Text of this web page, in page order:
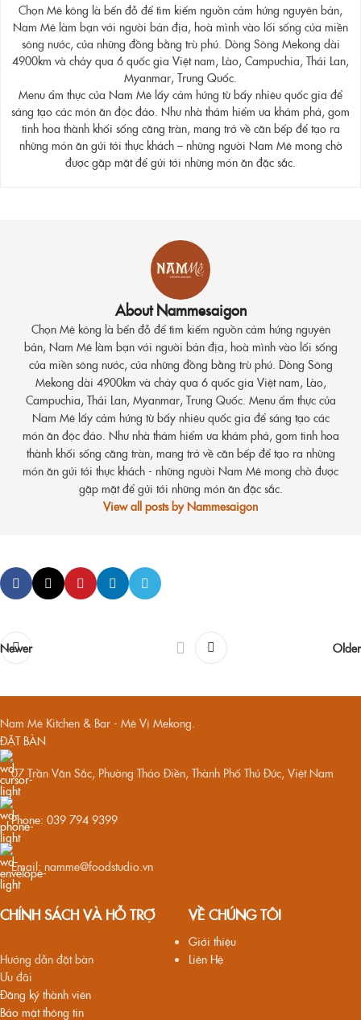
Chọn Mê kông là bến đỗ để tìm kiếm nguồn cảm hứng nguyên bản,
Nam Mê làm bạn với người bản địa, hoà mình vào lối sống của miền
sông nước, của những đồng bằng trù phú. Dòng Sông Mekong dài
4900km và chảy qua 6 quốc gia Việt nam, Lào, Campuchia, Thái Lan,
Myanmar, Trung Quốc.
Menu ẩm thực của Nam Mê lấy cảm hứng từ bấy nhiêu quốc gia để
sáng tạo các món ăn độc đáo. Như nhà thám hiểm ưa khám phá, gom
tinh hoa thành khối sống căng tràn, mang trở về căn bếp để tạo ra
những món ăn gửi tới thực khách – những người Nam Mê mong chờ
được gặp mặt để gửi tới những món ăn đặc sắc.
About Nammesaigon
Chọn Mê kông là bến đỗ để tìm kiếm nguồn cảm hứng nguyên
bản, Nam Mê làm bạn với người bản địa, hoà mình vào lối sống
của miền sông nước, của những đồng bằng trù phú. Dòng Sông
Mekong dài 4900km và chảy qua 6 quốc gia Việt nam, Lào,
Campuchia, Thái Lan, Myanmar, Trung Quốc. Menu ẩm thực của
Nam Mê lấy cảm hứng từ bấy nhiêu quốc gia để sáng tạo các
món ăn độc đáo. Như nhà thám hiểm ưa khám phá, gom tinh hoa
thành khối sống căng tràn, mang trở về căn bếp để tạo ra những
món ăn gửi tới thực khách - những người Nam Mê mong chờ được
gặp mặt để gửi tới những món ăn đặc sắc.
View all posts by Nammesaigon
Newer Older
Nam Mê Kitchen & Bar - Mê Vị Mekong.
ĐẶT BÀN
07 Trần Văn Sắc, Phường Thảo Điền, Thành Phố Thủ Đức, Việt Nam
Phone: 039 794 9399
Email: namme@foodstudio.vn
CHÍNH SÁCH VÀ HỖ TRỢ
Hướng dẫn đặt bàn
Ưu đãi
Đăng ký thành viên
Bảo mật thông tin
VỀ CHÚNG TÔI
Giới thiệu
Liên Hệ